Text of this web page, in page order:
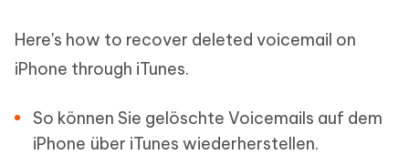
Here's how to recover deleted voicemail on
iPhone through iTunes.
So können Sie gelöschte Voicemails auf dem
iPhone über iTunes wiederherstellen.